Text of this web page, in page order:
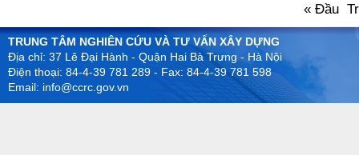
« Đầu
TRUNG TÂM NGHIÊN CỨU VÀ TƯ VẤN XÂY DỰNG
Địa chỉ: 37 Lê Đại Hành - Quận Hai Bà Trưng - Hà Nội
Điện thoại: 84-4-39 781 289 - Fax: 84-4-39 781 598
Email: info@ccrc.gov.vn